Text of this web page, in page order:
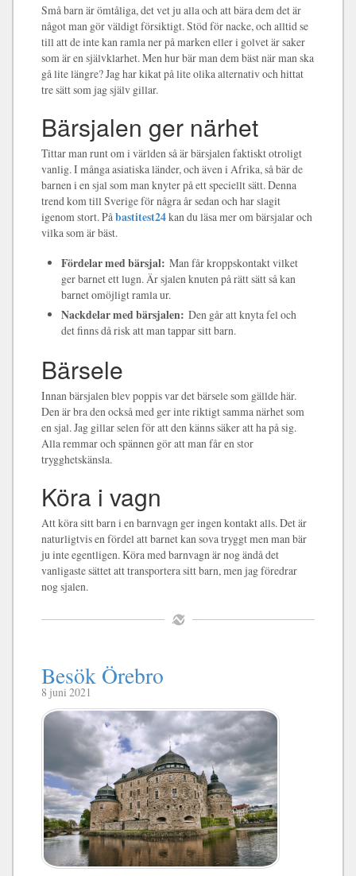
Små barn är ömtåliga, det vet ju alla och att bära dem det är
något man gör väldigt försiktigt. Stöd för nacke, och alltid se
till att de inte kan ramla ner på marken eller i golvet är saker
som är en självklarhet. Men hur bär man dem bäst när man ska
gå lite längre? Jag har kikat på lite olika alternativ och hittat
tre sätt som jag själv gillar.
Bärsjalen ger närhet
Tittar man runt om i världen så är bärsjalen faktiskt otroligt
vanlig. I många asiatiska länder, och även i Afrika, så bär de
barnen i en sjal som man knyter på ett speciellt sätt. Denna
trend kom till Sverige för några år sedan och har slagit
igenom stort. Påbastitest24kan du läsa mer om bärsjalar och
vilka som är bäst.
Fördelar med bärsjal: Man får kroppskontakt vilket
ger barnet ett lugn. Är sjalen knuten på rätt sätt så kan
barnet omöjligt ramla ur.
Nackdelar med bärsjalen: Den går att knyta fel och
det finns då risk att man tappar sitt barn.
Bärsele
Innan bärsjalen blev poppis var det bärsele som gällde här.
Den är bra den också med ger inte riktigt samma närhet som
en sjal. Jag gillar selen för att den känns säker att ha på sig.
Alla remmar och spännen gör att man får en stor
trygghetskänsla.
Köra i vagn
Att köra sitt barn i en barnvagn ger ingen kontakt alls. Det är
naturligtvis en fördel att barnet kan sova tryggt men man bär
ju inte egentligen. Köra med barnvagn är nog ändå det
vanligaste sättet att transportera sitt barn, men jag föredrar
nog sjalen.
Besök Örebro
8 juni 2021